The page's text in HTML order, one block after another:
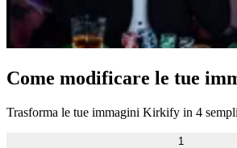
Come modificare le tue
Trasforma le tue immagini Kirkify in 4
1